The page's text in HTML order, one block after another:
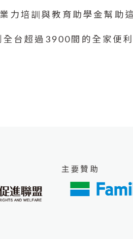
力培訓與教育助學金幫助
台超過3900間的全家便
主要贊助